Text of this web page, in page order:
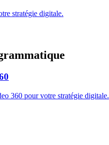
stratégie digitale.
360 pour votre stratégie digitale.